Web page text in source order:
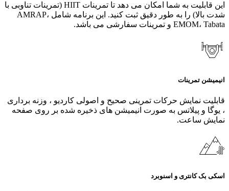
این قابلیت به شما امکان می دهد تا تمرینات HIIT (تمرینات تناوبی با
شدت بالا) را به طور دقیق ثبت کنید. این برنامه شامل AMRAP،
EMOM، Tabata و تمرینات سفارشی می باشد.
انیمیشن تمرینات
قابلیت نمایش حرکات تمرینی صحیح و اصولی کاردیو ، وزنه برداری
، یوگا و پیلاتس به صورت انیمیشن های ذخیره شده بر روی صفحه
نمایش ساعت.
اسکی بک کانتری و اسنوبرد